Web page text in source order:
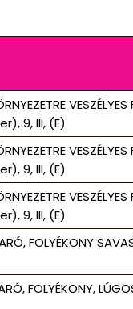
9, III, (E)
9, III, (E)
9, III, (E)
FOLYÉKONY
FOLYÉKONY,